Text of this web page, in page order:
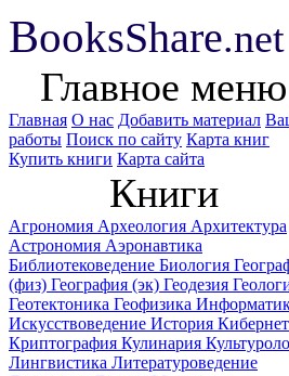
BooksShare.net
Главное меню
Главная О нас Добавить материал
работы Поиск по сайту Карта книг
Купить книги Карта сайта
Книги
Агрономия Археология Архитектура
Астрономия Аэронавтика
Библиотековедение Биология
(физ) География (эк) Геодезия
Геотектоника Геофизика
Искусствоведение История
Криптография Кулинария
Лингвистика Литературоведение